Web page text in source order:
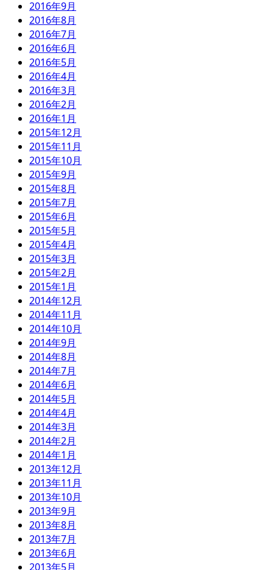
2016年9月
2016年8月
2016年7月
2016年6月
2016年5月
2016年4月
2016年3月
2016年2月
2016年1月
2015年12月
2015年11月
2015年10月
2015年9月
2015年8月
2015年7月
2015年6月
2015年5月
2015年4月
2015年3月
2015年2月
2015年1月
2014年12月
2014年11月
2014年10月
2014年9月
2014年8月
2014年7月
2014年6月
2014年5月
2014年4月
2014年3月
2014年2月
2014年1月
2013年12月
2013年11月
2013年10月
2013年9月
2013年8月
2013年7月
2013年6月
2013年5月